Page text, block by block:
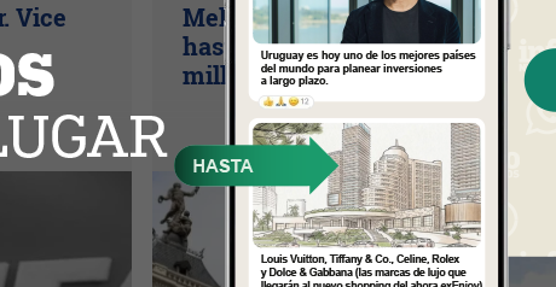
Vice
Meliá gana 4,1 millones de euros
hasta junio (tras provisionar 79,4
millones por su salida de Cuba)